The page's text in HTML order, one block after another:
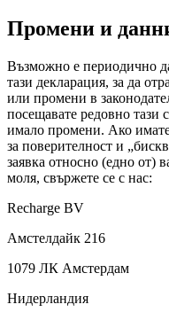
Промени и
Възможно е периодично
тази декларация, за да
или промени в
посещавате редовно тази
имало промени. Ако
за поверителност и
заявка относно (едно от)
моля, свържете се с нас:
Recharge BV
Амстелдайк 216
1079 ЛК Амстердам
Нидерландия